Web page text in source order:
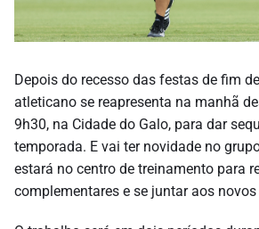
Depois do recesso das festas de fim
atleticano se reapresenta na manhã
9h30, na Cidade do Galo, para dar
temporada. E vai ter novidade no
estará no centro de treinamento para
complementares e se juntar aos